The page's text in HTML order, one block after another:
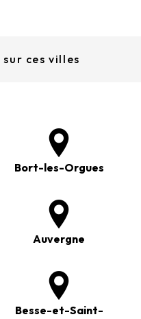
ces villes
Bort-les-Orgues
Auvergne
Besse-et-Saint-